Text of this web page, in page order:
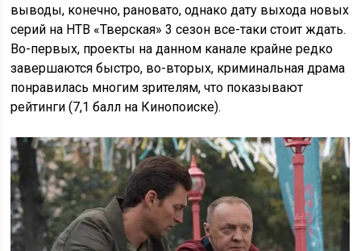
выводы, конечно, рановато, однако дату выхода новых
серий на НТВ «Тверская» 3 сезон все-таки стоит ждать.
Во-первых, проекты на данном канале крайне редко
завершаются быстро, во-вторых, криминальная драма
понравилась многим зрителям, что показывают
рейтинги (7,1 балл на Кинопоиске).